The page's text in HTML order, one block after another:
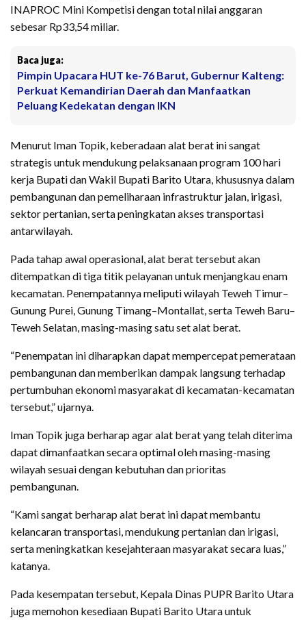
INAPROC Mini Kompetisi dengan total nilai anggaran
sebesar Rp33,54 miliar.
Baca juga:
Pimpin Upacara HUT ke-76 Barut, Gubernur Kalteng:
Perkuat Kemandirian Daerah dan Manfaatkan
Peluang Kedekatan dengan IKN
Menurut Iman Topik, keberadaan alat berat ini sangat
strategis untuk mendukung pelaksanaan program 100 hari
kerja Bupati dan Wakil Bupati Barito Utara, khususnya dalam
pembangunan dan pemeliharaan infrastruktur jalan, irigasi,
sektor pertanian, serta peningkatan akses transportasi
antarwilayah.
Pada tahap awal operasional, alat berat tersebut akan
ditempatkan di tiga titik pelayanan untuk menjangkau enam
kecamatan. Penempatannya meliputi wilayah Teweh Timur–
Gunung Purei, Gunung Timang–Montallat, serta Teweh Baru–
Teweh Selatan, masing-masing satu set alat berat.
“Penempatan ini diharapkan dapat mempercepat pemerataan
pembangunan dan memberikan dampak langsung terhadap
pertumbuhan ekonomi masyarakat di kecamatan-kecamatan
tersebut,” ujarnya.
Iman Topik juga berharap agar alat berat yang telah diterima
dapat dimanfaatkan secara optimal oleh masing-masing
wilayah sesuai dengan kebutuhan dan prioritas
pembangunan.
“Kami sangat berharap alat berat ini dapat membantu
kelancaran transportasi, mendukung pertanian dan irigasi,
serta meningkatkan kesejahteraan masyarakat secara luas,”
katanya.
Pada kesempatan tersebut, Kepala Dinas PUPR Barito Utara
juga memohon kesediaan Bupati Barito Utara untuk